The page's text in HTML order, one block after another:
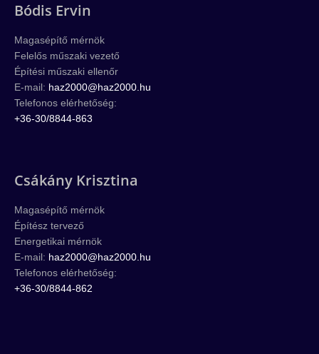
Bódis Ervin
Magasépítő mérnök
Felelős műszaki vezető
Építési műszaki ellenőr
E-mail: haz2000@haz2000.hu
Telefonos elérhetőség:
+36-30/8844-863
Csákány Krisztina
Magasépítő mérnök
Építész tervező
Energetikai mérnök
E-mail: haz2000@haz2000.hu
Telefonos elérhetőség:
+36-30/8844-862